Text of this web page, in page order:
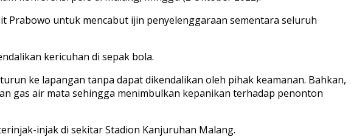
Prabowo untuk mencabut ijin penyelenggaraan sementara seluruh
kericuhan di sepak bola.
ke lapangan tanpa dapat dikendalikan oleh pihak keamanan. Bahkan,
gas air mata sehingga menimbulkan kepanikan terhadap penonton
injak di sekitar Stadion Kanjuruhan Malang.